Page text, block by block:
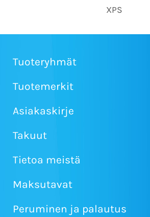
XPS
Tuoteryhmät
Tuotemerkit
Asiakaskirje
Takuut
Tietoa meistä
Maksutavat
Peruminen ja palautus